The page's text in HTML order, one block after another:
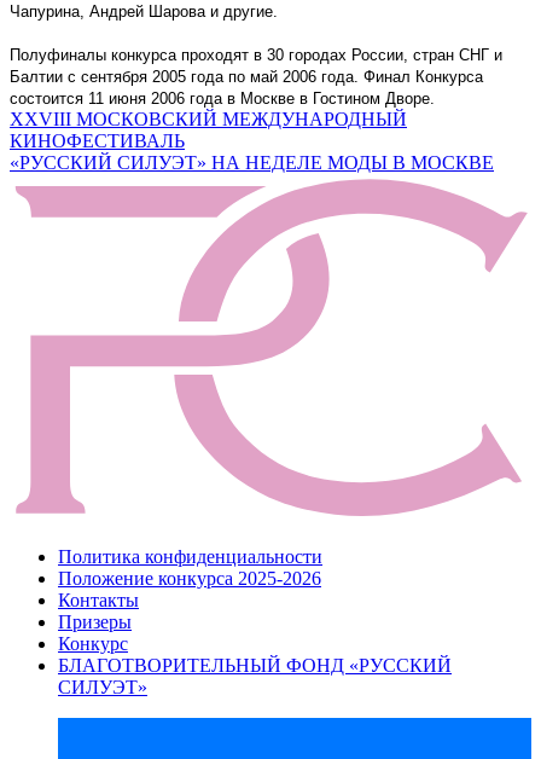
Чапурина, Андрей Шарова и другие.
Полуфиналы конкурса проходят в 30 городах России, стран СНГ и
Балтии с сентября 2005 года по май 2006 года. Финал Конкурса
состоится 11 июня 2006 года в Москве в Гостином Дворе.
Навигация
по
записям
XXVIII МОСКОВСКИЙ МЕЖДУНАРОДНЫЙ
КИНОФЕСТИВАЛЬ
«РУССКИЙ СИЛУЭТ» НА НЕДЕЛЕ МОДЫ В МОСКВЕ
Политика конфиденциальности
Положение конкурса 2025-2026
Контакты
Призеры
Конкурс
БЛАГОТВОРИТЕЛЬНЫЙ ФОНД «РУССКИЙ
СИЛУЭТ»